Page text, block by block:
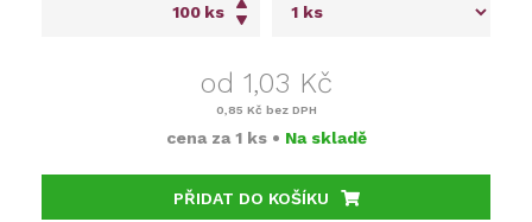
ks
od 1,03 Kč
0,85 Kč bez DPH
cena za 1 ks • Na skladě
PŘIDAT DO KOŠÍKU